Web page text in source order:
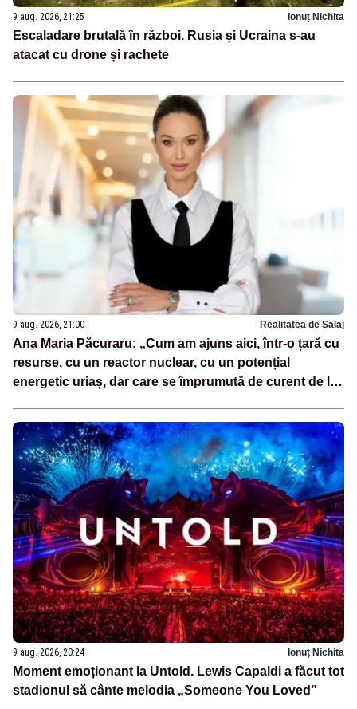
9 aug. 2026, 21:25 Ionuț Nichita
Escaladare brutală în război. Rusia și Ucraina s-au
atacat cu drone și rachete
9 aug. 2026, 21:00 Realitatea de Salaj
Ana Maria Păcuraru: „Cum am ajuns aici, într-o țară cu
resurse, cu un reactor nuclear, cu un potențial
energetic uriaș, dar care se împrumută de curent de la
9 aug. 2026, 20:24 Ionuț Nichita
Moment emoționant la Untold. Lewis Capaldi a făcut tot
stadionul să cânte melodia „Someone You Loved”